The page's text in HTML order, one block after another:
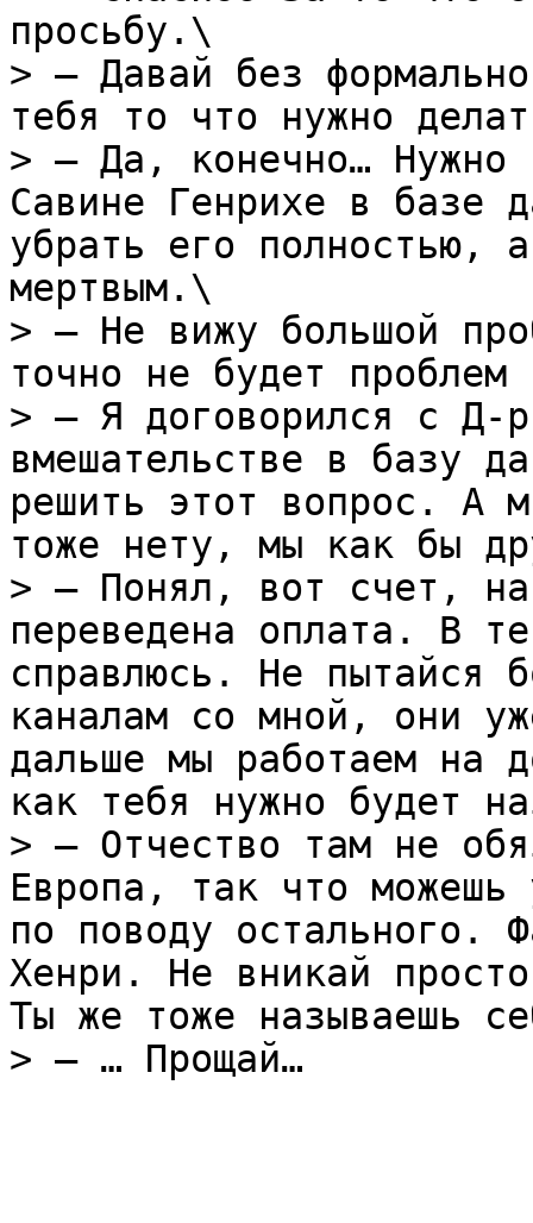
просьбу.\
> – Давай без
тебя то что нужно
> – Да, конечно… Нужно
Савине Генрихе в базе
убрать его полностью,
мертвым.\
> – Не вижу большой
точно не будет проблем
> – Я договорился с Д-
вмешательстве в базу
решить этот вопрос. А
тоже нету, мы как бы
> – Понял, вот счет, на
переведена оплата. В
справлюсь. Не пытайся
каналам со мной, они
дальше мы работаем на
как тебя нужно будет
> – Отчество там не
Европа, так что
по поводу остального.
Хенри. Не вникай
Ты же тоже называешь